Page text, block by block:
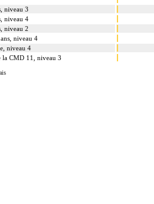
niveau 3
niveau 4
niveau 2
niveau 4
niveau 4
la CMD 11, niveau 3